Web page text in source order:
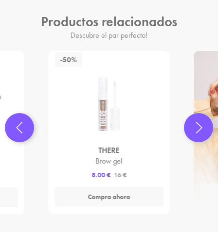
Productos relacionados
Descubre el par perfecto!
-50%
THERE
Brow gel
8.00 € 16 €
Compra ahora